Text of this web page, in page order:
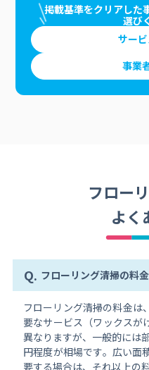
掲載基準をクリアした
選び
サー
事業
フロー
よく
Q. フローリング清掃の料
フローリング清掃の料金は
要なサービス（ワックスが
異なりますが、一般的には
円程度が相場です。広い面
要する場合は、それ以上の